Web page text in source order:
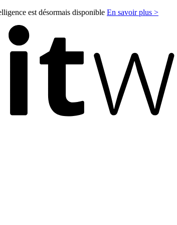
est désormais disponible En savoir plus >